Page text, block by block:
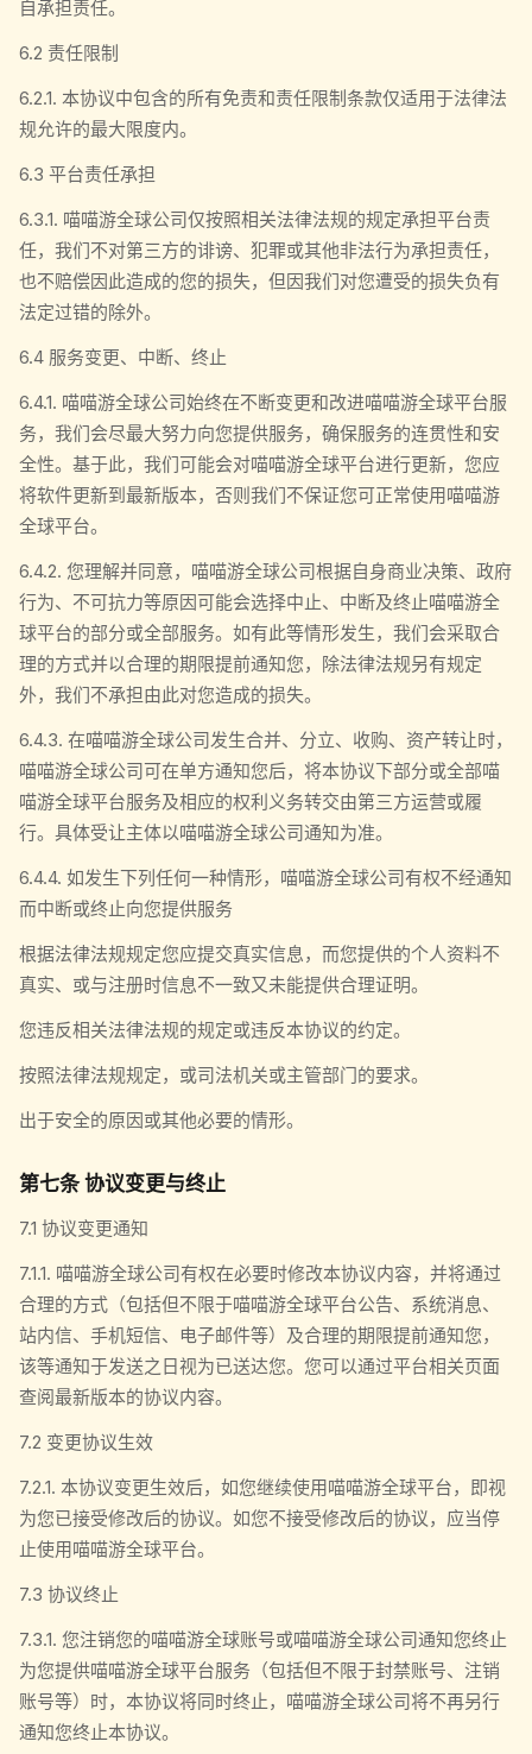
自承担责任。
6.2 责任限制
6.2.1. 本协议中包含的所有免责和责任限制条款仅适用于法律法
规允许的最大限度内。
6.3 平台责任承担
6.3.1. 喵喵游全球公司仅按照相关法律法规的规定承担平台责
任，我们不对第三方的诽谤、犯罪或其他非法行为承担责任，
也不赔偿因此造成的您的损失，但因我们对您遭受的损失负有
法定过错的除外。
6.4 服务变更、中断、终止
6.4.1. 喵喵游全球公司始终在不断变更和改进喵喵游全球平台服
务，我们会尽最大努力向您提供服务，确保服务的连贯性和安
全性。基于此，我们可能会对喵喵游全球平台进行更新，您应
将软件更新到最新版本，否则我们不保证您可正常使用喵喵游
全球平台。
6.4.2. 您理解并同意，喵喵游全球公司根据自身商业决策、政府
行为、不可抗力等原因可能会选择中止、中断及终止喵喵游全
球平台的部分或全部服务。如有此等情形发生，我们会采取合
理的方式并以合理的期限提前通知您，除法律法规另有规定
外，我们不承担由此对您造成的损失。
6.4.3. 在喵喵游全球公司发生合并、分立、收购、资产转让时，
喵喵游全球公司可在单方通知您后，将本协议下部分或全部喵
喵游全球平台服务及相应的权利义务转交由第三方运营或履
行。具体受让主体以喵喵游全球公司通知为准。
6.4.4. 如发生下列任何一种情形，喵喵游全球公司有权不经通知
而中断或终止向您提供服务
根据法律法规规定您应提交真实信息，而您提供的个人资料不
真实、或与注册时信息不一致又未能提供合理证明。
您违反相关法律法规的规定或违反本协议的约定。
按照法律法规规定，或司法机关或主管部门的要求。
出于安全的原因或其他必要的情形。
第七条 协议变更与终止
7.1 协议变更通知
7.1.1. 喵喵游全球公司有权在必要时修改本协议内容，并将通过
合理的方式（包括但不限于喵喵游全球平台公告、系统消息、
站内信、手机短信、电子邮件等）及合理的期限提前通知您，
该等通知于发送之日视为已送达您。您可以通过平台相关页面
查阅最新版本的协议内容。
7.2 变更协议生效
7.2.1. 本协议变更生效后，如您继续使用喵喵游全球平台，即视
为您已接受修改后的协议。如您不接受修改后的协议，应当停
止使用喵喵游全球平台。
7.3 协议终止
7.3.1. 您注销您的喵喵游全球账号或喵喵游全球公司通知您终止
为您提供喵喵游全球平台服务（包括但不限于封禁账号、注销
账号等）时，本协议将同时终止，喵喵游全球公司将不再另行
通知您终止本协议。